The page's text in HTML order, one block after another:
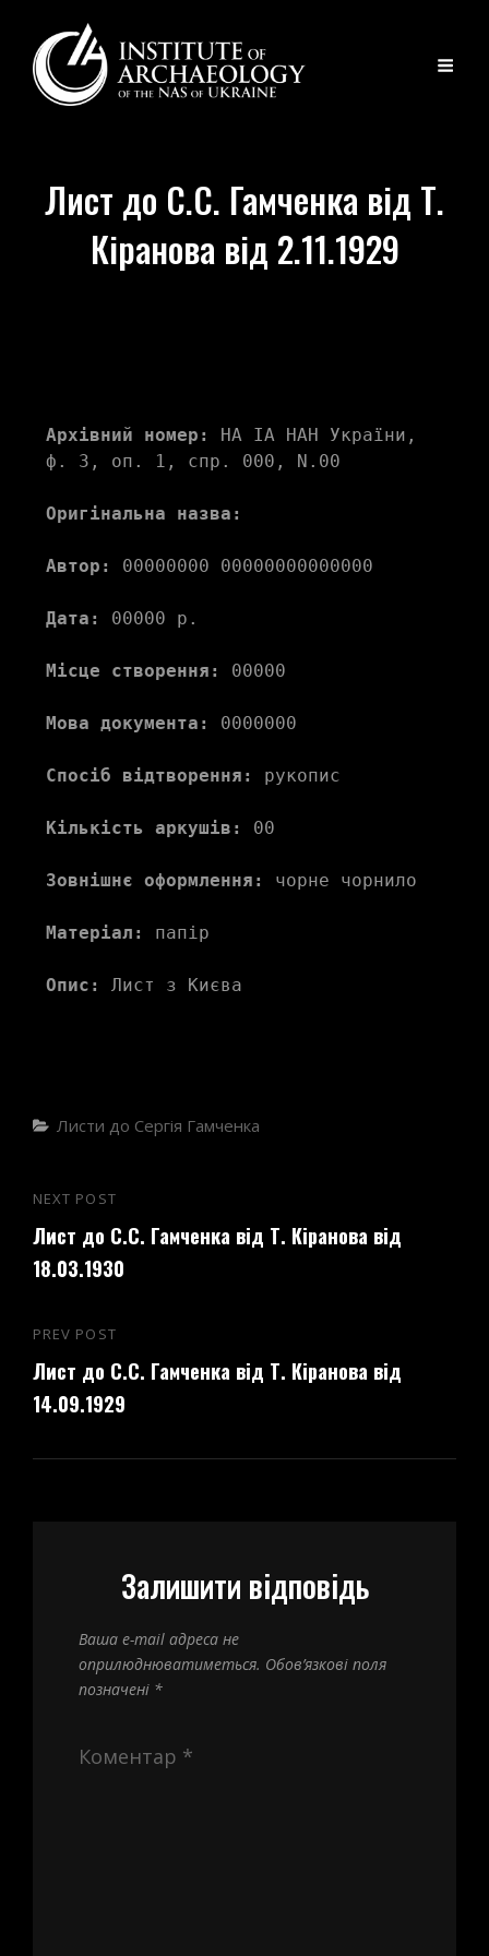
Лист до С.С. Гамченка від Т.
Кіранова від 2.11.1929
Архівний номер:
НА ІА НАН України,
ф. 3, оп. 1, спр. 000, N.00
Оригінальна назва:
Автор: 00000000 00000000000000
Дата: 00000 р.
Місце створення: 00000
Мова документа: 0000000
Спосіб відтворення: рукопис
Кількість аркушів: 00
Зовнішнє оформлення: чорне чорнило
Матеріал: папір
Опис: Лист з Києва
Categories
Листи до Сергія Гамченка
Навігація
записів
Previous
Post
PREV POST
Лист до С.С. Гамченка від Т. Кіранова від
14.09.1929
Next
Post
NEXT POST
Лист до С.С. Гамченка від Т. Кіранова від
18.03.1930
Залишити відповідь
Ваша e-mail адреса не
оприлюднюватиметься. Обов’язкові поля
позначені *
Коментар *